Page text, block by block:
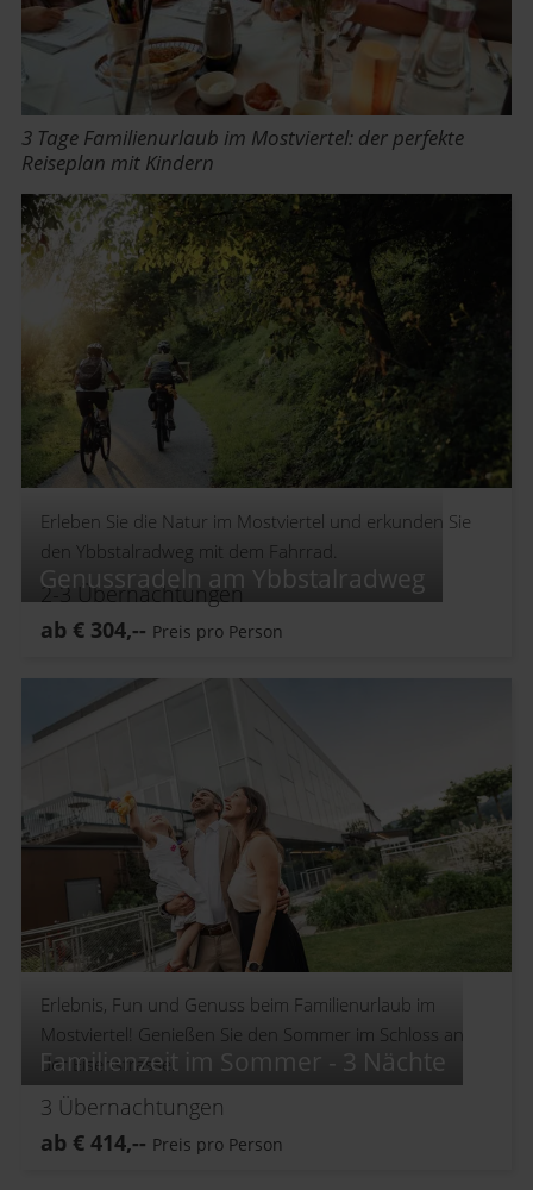
3 Tage Familienurlaub im Mostviertel: der perfekte
Reiseplan mit Kindern
Genussradeln am Ybbstalradweg
Erleben Sie die Natur im Mostviertel und erkunden Sie
den Ybbstalradweg mit dem Fahrrad.
2-3Übernachtungen
ab € 304,-- Preis pro Person
Familienzeit im Sommer - 3 Nächte
Erlebnis, Fun und Genuss beim Familienurlaub im
Mostviertel! Genießen Sie den Sommer im Schloss an
der Eisenstrasse.
3 Übernachtungen
ab € 414,-- Preis pro Person